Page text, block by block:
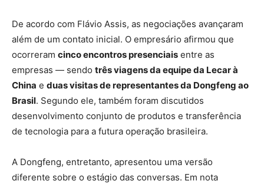
De acordo com Flávio Assis, as negociações avançaram
além de um contato inicial. O empresário afirmou que
ocorreram cinco encontros presenciais entre as
empresas — sendo três viagens da equipe da Lecar à
China e duas visitas de representantes da Dongfeng ao
Brasil. Segundo ele, também foram discutidos
desenvolvimento conjunto de produtos e transferência
de tecnologia para a futura operação brasileira.
A Dongfeng, entretanto, apresentou uma versão
diferente sobre o estágio das conversas. Em nota